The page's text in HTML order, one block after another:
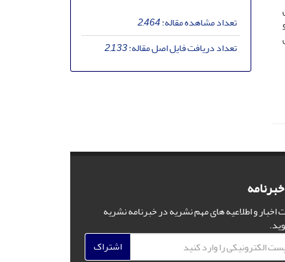
تعداد مشاهده مقاله:2,464
تعداد دریافت فایل اصل مقاله:2,133
اخبار و اطلاعیه های مهم نشریه در خبرنامه نشریه
اشتراک